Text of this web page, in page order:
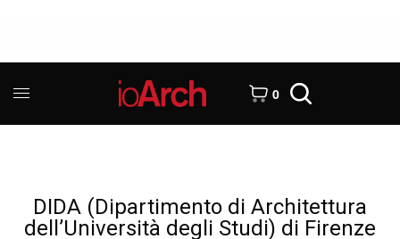
0
DIDA (Dipartimento di Architettura
dell’Università degli Studi) di Firenze